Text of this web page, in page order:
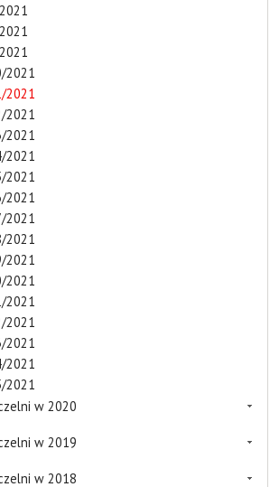
2021
2021
2021
2021
2021
2021
2021
2021
2021
2021
2021
2021
2021
2021
2021
2021
w 2020
w 2019
w 2018